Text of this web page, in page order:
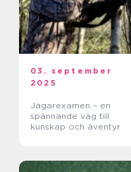
03. september
2025
Jägarexamen – en
spännande väg till
kunskap och äventyr